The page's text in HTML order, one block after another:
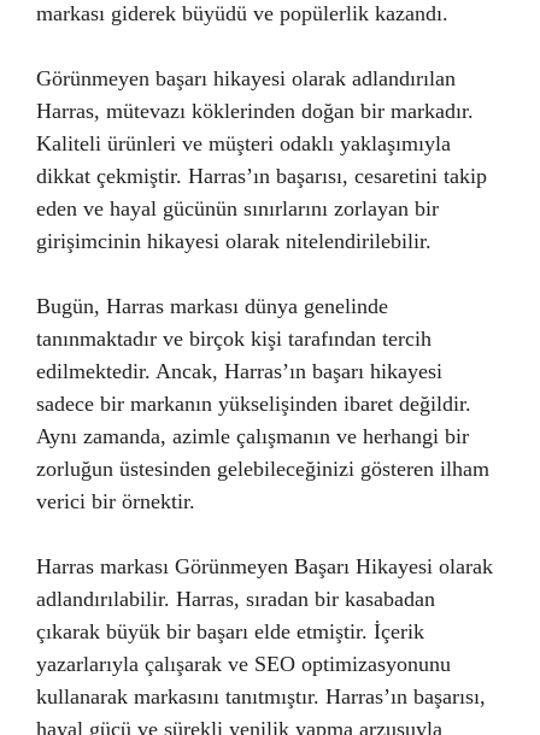
markası giderek büyüdü ve popülerlik kazandı.
Görünmeyen başarı hikayesi olarak adlandırılan
Harras, mütevazı köklerinden doğan bir markadır.
Kaliteli ürünleri ve müşteri odaklı yaklaşımıyla
dikkat çekmiştir. Harras’ın başarısı, cesaretini takip
eden ve hayal gücünün sınırlarını zorlayan bir
girişimcinin hikayesi olarak nitelendirilebilir.
Bugün, Harras markası dünya genelinde
tanınmaktadır ve birçok kişi tarafından tercih
edilmektedir. Ancak, Harras’ın başarı hikayesi
sadece bir markanın yükselişinden ibaret değildir.
Aynı zamanda, azimle çalışmanın ve herhangi bir
zorluğun üstesinden gelebileceğinizi gösteren ilham
verici bir örnektir.
Harras markası Görünmeyen Başarı Hikayesi olarak
adlandırılabilir. Harras, sıradan bir kasabadan
çıkarak büyük bir başarı elde etmiştir. İçerik
yazarlarıyla çalışarak ve SEO optimizasyonunu
kullanarak markasını tanıtmıştır. Harras’ın başarısı,
hayal gücü ve sürekli yenilik yapma arzusuyla